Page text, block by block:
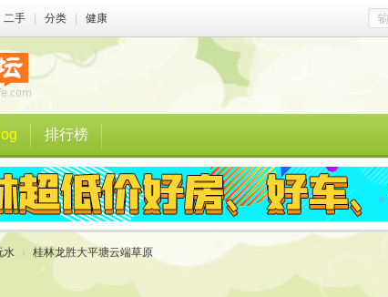
二手 分类 健康
排行榜
水 › 桂林龙胜大平塘云端草原